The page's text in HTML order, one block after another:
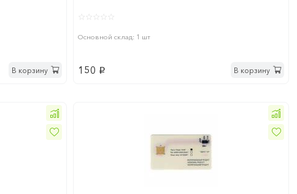
В корзину
Основной склад: 1 шт
150 p В корзину